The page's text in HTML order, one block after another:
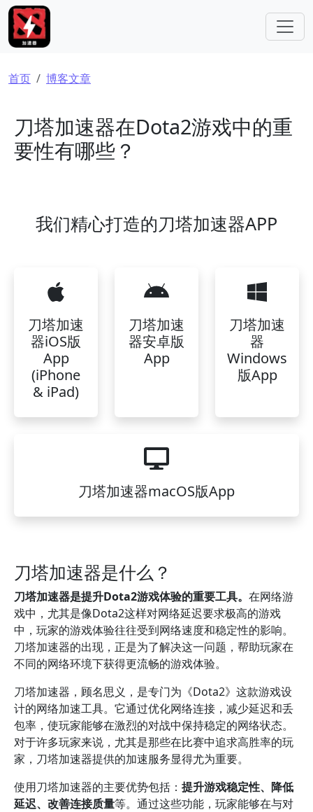
跳转到主要内容
面包屑
首页 博客文章
刀塔加速器在Dota2游戏中的重
要性有哪些？
我们精心打造的刀塔加速器APP
刀塔加速
器iOS版
App
(iPhone
& iPad)
刀塔加速
器安卓版
App
刀塔加速
器
Windows
版App
刀塔加速器macOS版App
刀塔加速器是什么？
刀塔加速器是提升Dota2游戏体验的重要工具。 在网络游
戏中，尤其是像Dota2这样对网络延迟要求极高的游戏
中，玩家的游戏体验往往受到网络速度和稳定性的影响。
刀塔加速器的出现，正是为了解决这一问题，帮助玩家在
不同的网络环境下获得更流畅的游戏体验。
刀塔加速器，顾名思义，是专门为《Dota2》这款游戏设
计的网络加速工具。它通过优化网络连接，减少延迟和丢
包率，使玩家能够在激烈的对战中保持稳定的网络状态。
对于许多玩家来说，尤其是那些在比赛中追求高胜率的玩
家，刀塔加速器提供的加速服务显得尤为重要。
使用刀塔加速器的主要优势包括： 提升游戏稳定性、降低
延迟、改善连接质量等。通过这些功能，玩家能够在与对